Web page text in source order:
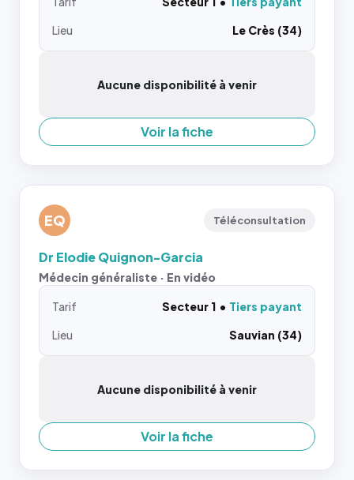
Lieu
Le Crès (34)
Aucune disponibilité à venir
Voir la fiche
EQ Téléconsultation
Dr Elodie Quignon-Garcia
Médecin généraliste · En vidéo
Tarif Secteur 1
Tiers payant
Lieu
Sauvian (34)
Aucune disponibilité à venir
Voir la fiche